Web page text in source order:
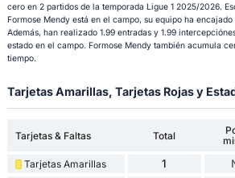
cero en 2 partidos de la temporada Ligue 1 2025/2026.
Formose Mendy está en el campo, su equipo ha
Además, han realizado 1.99 entradas y 1.99
estado en el campo. Formose Mendy también acumula
tiempo.
Tarjetas Amarillas, Tarjetas Rojas y
Tarjetas & Faltas Total
Tarjetas Amarillas 1